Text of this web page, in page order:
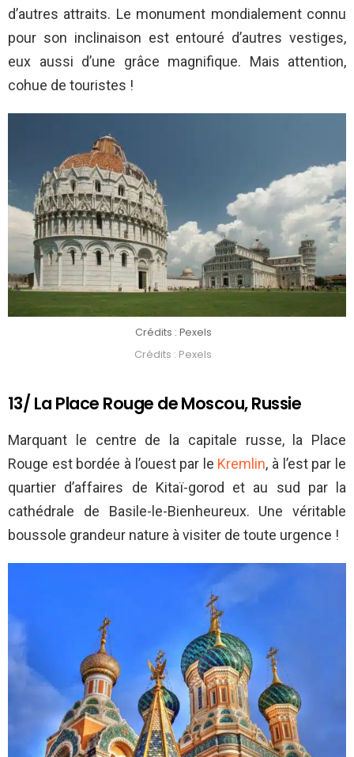
d’autres attraits. Le monument mondialement connu
pour son inclinaison est entouré d’autres vestiges,
eux aussi d’une grâce magnifique. Mais attention,
cohue de touristes !
Crédits : Pexels
Crédits : Pexels
13/ La Place Rouge de Moscou, Russie
Marquant le centre de la capitale russe, la Place
Rouge est bordée à l’ouest par le Kremlin, à l’est par le
quartier d’affaires de Kitaï-gorod et au sud par la
cathédrale de Basile-le-Bienheureux. Une véritable
boussole grandeur nature à visiter de toute urgence !